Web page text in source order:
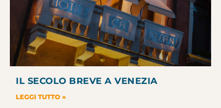
IL SECOLO BREVE A VENEZIA
LEGGI TUTTO »